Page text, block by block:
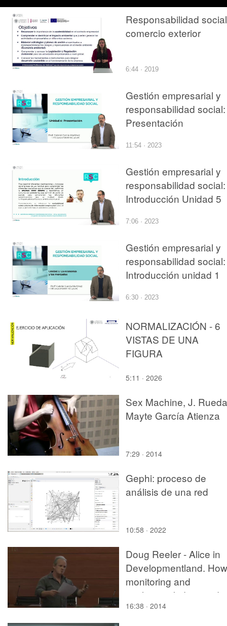
Responsabilidad
comercio exterior
6:44 · 2019
Gestión empresarial y
responsabilidad social:
Presentación
11:54 · 2023
Gestión empresarial y
responsabilidad social:
Introducción Unidad 5
7:06 · 2023
Gestión empresarial y
responsabilidad social:
Introducción unidad 1
6:30 · 2023
NORMALIZACIÓN - 6
VISTAS DE UNA
FIGURA
5:11 · 2026
Sex Machine, J.
Mayte García Atienza
7:29 · 2014
Gephi: proceso de
análisis de una red
10:58 · 2022
Doug Reeler - Alice in
Developmentland. How
monitoring and
evaluation kidnapped
learning and cut off its
16:38 · 2014